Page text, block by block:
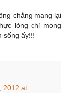
chẳng mang lại
lòng chỉ mong
sống ấy!!!
2012 at